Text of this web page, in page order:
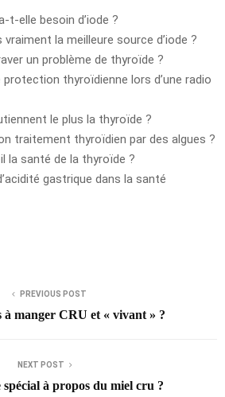
t-elle besoin d’iode ?
la meilleure source d’iode ?
un problème de thyroïde ?
thyroïdienne lors d’une radio
le plus la thyroïde ?
traitement thyroïdien par des algues ?
la santé de la thyroïde ?
gastrique dans la santé
PREVIOUS POST
à manger CRU et « vivant » ?
NEXT POST
spécial à propos du miel cru ?